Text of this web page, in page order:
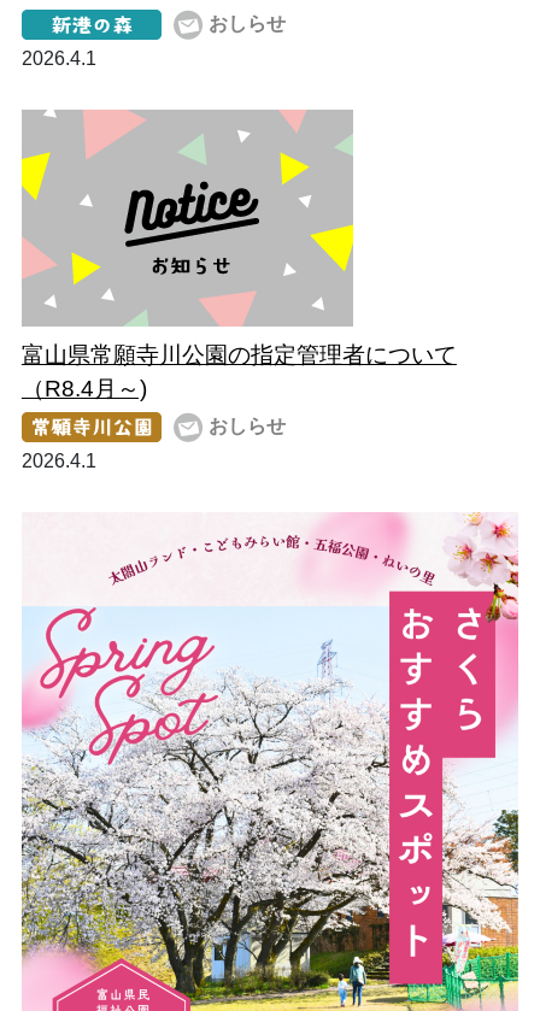
おしらせ
2026.4.1
富山県常願寺川公園の指定管理者について
（R8.4月～)
おしらせ
2026.4.1